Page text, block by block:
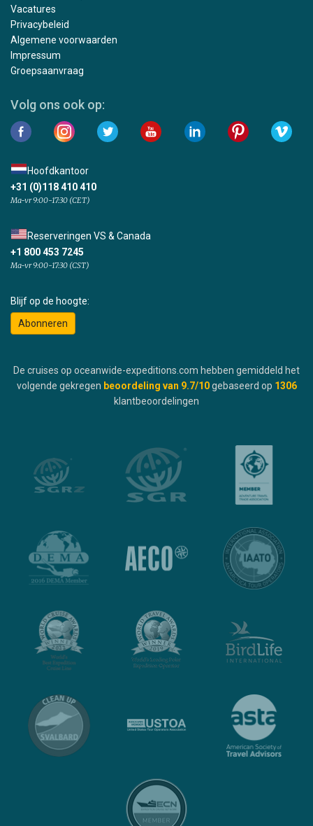
Vacatures
Privacybeleid
Algemene voorwaarden
Impressum
Groepsaanvraag
Volg ons ook op:
Hoofdkantoor
+31 (0)118 410 410
Ma-vr 9:00-17:30 (CET)
Reserveringen VS & Canada
+1 800 453 7245
Ma-vr 9:00-17:30 (CST)
Blijf op de hoogte:
Abonneren
De cruises op oceanwide-expeditions.com hebben gemiddeld het
volgende gekregen beoordeling van 9.7/10 gebaseerd op 1306
klantbeoordelingen